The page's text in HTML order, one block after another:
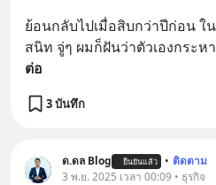
ย้อนกลับไปเมื่อสิบกว่าปีก่อน
สนิท จู่ๆ ผมก็ฝันว่าตัวเองกระห
ต่อ
3 บันทึก
ด.ดล Blog ยืนยันแล้ว • ติดตาม
3 พ.ย. 2025 เวลา 00:09 • ธุรกิจ